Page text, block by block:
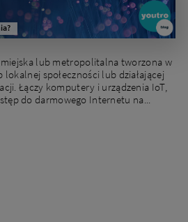
miejska lub metropolitalna tworzona w
społeczności lub działającej
Łączy komputery i urządzenia IoT,
do darmowego Internetu na...